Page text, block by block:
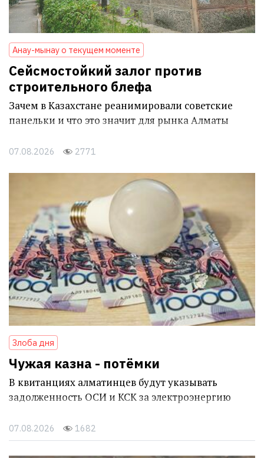
Анау-мынау о текущем моменте
Сейсмостойкий залог против
строительного блефа
Зачем в Казахстане реанимировали советские
панельки и что это значит для рынка Алматы
07.08.2026 2771
Злоба дня
Чужая казна - потёмки
В квитанциях алматинцев будут указывать
задолженность ОСИ и КСК за электроэнергию
07.08.2026 1682